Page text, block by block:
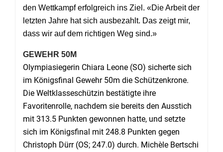
den Wettkampf erfolgreich ins Ziel. «Die Arbeit der
letzten Jahre hat sich ausbezahlt. Das zeigt mir,
dass wir auf dem richtigen Weg sind.»
GEWEHR 50M
Olympiasiegerin Chiara Leone (SO) sicherte sich
im Königsfinal Gewehr 50m die Schützenkrone.
Die Weltklasseschützin bestätigte ihre
Favoritenrolle, nachdem sie bereits den Ausstich
mit 313.5 Punkten gewonnen hatte, und setzte
sich im Königsfinal mit 248.8 Punkten gegen
Christoph Dürr (OS; 247.0) durch. Michèle Bertschi